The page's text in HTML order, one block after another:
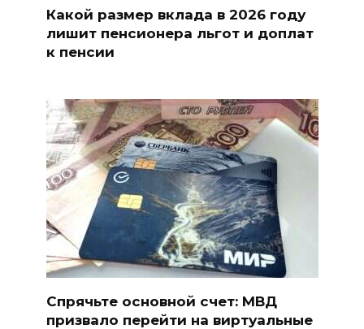
Какой размер вклада в 2026 году
лишит пенсионера льгот и доплат
к пенсии
Спрячьте основной счет: МВД
призвало перейти на виртуальные